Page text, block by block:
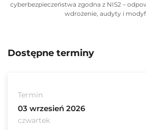
cyberbezpieczeństwa zgodna z NIS2 –
wdrożenie, audyty i
Dostępne terminy
Termin
03 wrzesień 2026
czwartek